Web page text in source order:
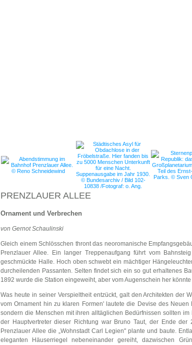
PRENZLAUER ALLEE
Ornament und Verbrechen
von Gernot Schaulinski
Gleich einem Schlösschen thront das neoromanische
Prenzlauer Allee. Ein langer Treppenaufgang führt vom
geschmückte Halle. Hoch oben schwebt ein mächtiger
durcheilenden Passanten. Selten findet sich ein so gut erhaltenes
1892 wurde die Station eingeweiht, aber vom Augenschein her
Was heute in seiner Verspieltheit entzückt, galt den Architekten der
vom Ornament hin zu klaren Formen' lautete die Devise des
sondern die Menschen mit ihren alltäglichen Bedürfnissen sollten im
der Hauptvertreter dieser Richtung war Bruno Taut, der Ende
Prenzlauer Allee die „Wohnstadt Carl Legien" plante und baute.
eleganten Häuserriegel nebeneinander gereiht, dazwischen